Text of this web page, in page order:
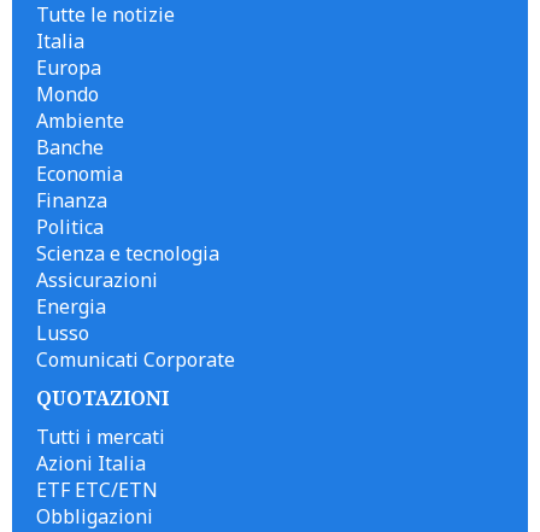
Tutte le notizie
Italia
Europa
Mondo
Ambiente
Banche
Economia
Finanza
Politica
Scienza e tecnologia
Assicurazioni
Energia
Lusso
Comunicati Corporate
QUOTAZIONI
Tutti i mercati
Azioni Italia
ETF ETC/ETN
Obbligazioni